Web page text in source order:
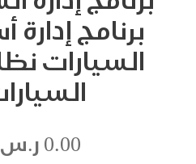
برنامج
السيارات